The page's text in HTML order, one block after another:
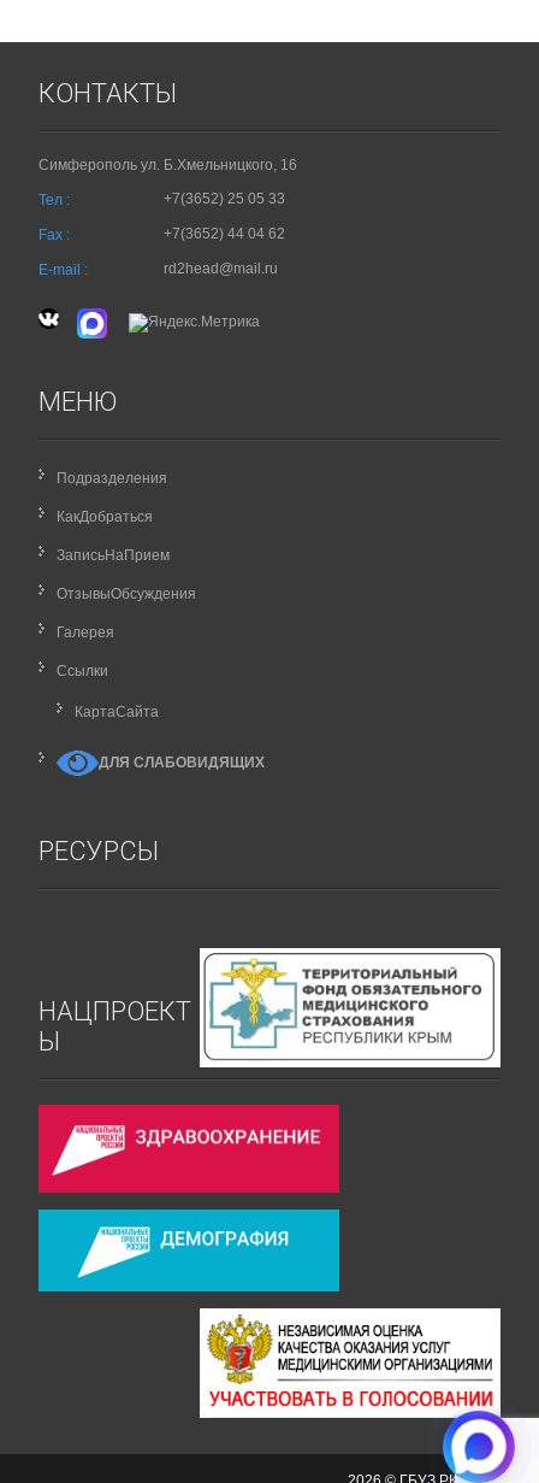
КОНТАКТЫ
Симферополь ул. Б.Хмельницкого, 16
Тел : +7(3652) 25 05 33
Fax : +7(3652) 44 04 62
E-mail : rd2head@mail.ru
МЕНЮ
Подразделения
КакДобраться
ЗаписьНаПрием
ОтзывыОбсуждения
Галерея
Ссылки
КартаCайта
ДЛЯ СЛАБОВИДЯЩИХ
РЕСУРСЫ
НАЦПРОЕКТ
Ы